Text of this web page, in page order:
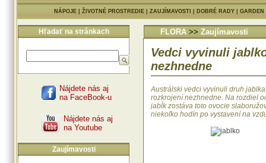
NÁPOJE ŽIVOTNÉ PROSTREDIE ZAUJÍMAVOSTI DOBRÉ RADY
Hľadať na stránkach
Nájdete nás aj
na FaceBook-u
Nájdete nás aj
na Youtube
Zaujímavosti
FLORA >> Zaujímavosti
Vedci vyvinuli
nezhnedne
Austrálski vedci vyvinuli druh
rozkrojení nezhnedne. Na rozdiel
jabĺk zostáva toto ovocie
niekoľko hodín po vystavení na